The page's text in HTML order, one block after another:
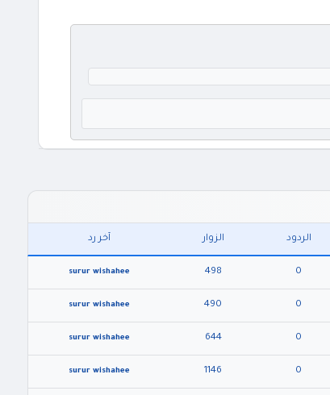
الردود الزوار آخر رد
0
498
surur wishahee
0
490
surur wishahee
0
644
surur wishahee
0
1146
surur wishahee